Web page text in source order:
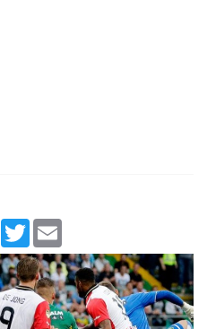
Facebook
Twitter